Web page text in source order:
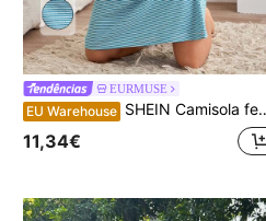
EURMUSE
EU Warehouse SHEIN Camisola feminina de verão, respirável, em algodão, com detalhes em cores contrastantes e estampa de coala de desenho animado, manga curta e estilo casual. Ideal para dormir ou relaxar.
11,34€